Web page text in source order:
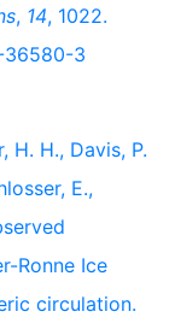
, 14, 1022.
36580-3
H. H., Davis, P.
E.,
Ronne Ice
circulation.